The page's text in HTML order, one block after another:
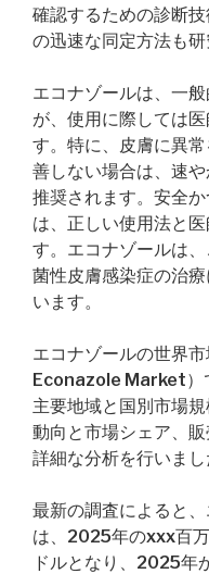
確認するための診断
の迅速な同定方法も研
エコナゾールは、一
が、使用に際しては
す。特に、皮膚に異
善しない場合は、速
推奨されます。安全
は、正しい使用法と
す。エコナゾールは
菌性皮膚感染症の治
います。
エコナゾールの世界
Econazole Market）
主要地域と国別市場
動向と市場シェア、
詳細な分析を行いまし
最新の調査によると
は、2025年のxxx百
ドルとなり、2025年